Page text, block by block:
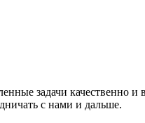
задачи качественно
с нами и дальше.